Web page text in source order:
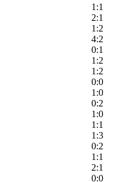
1:1
2:1
1:2
4:2
0:1
1:2
1:2
0:0
1:0
0:2
1:0
1:1
1:3
0:2
1:1
2:1
0:0